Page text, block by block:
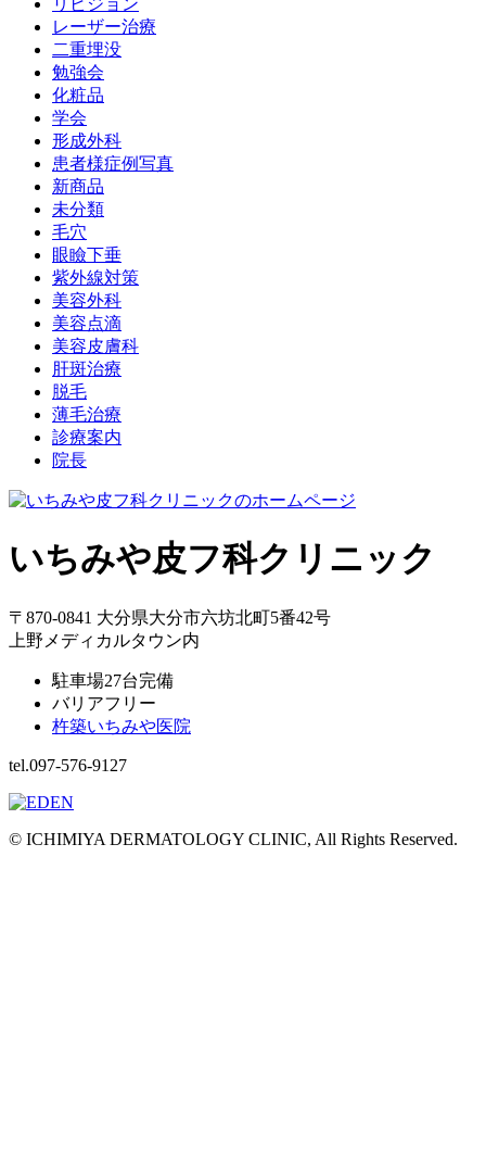
リビジョン
レーザー治療
二重埋没
勉強会
化粧品
学会
形成外科
患者様症例写真
新商品
未分類
毛穴
眼瞼下垂
紫外線対策
美容外科
美容点滴
美容皮膚科
肝斑治療
脱毛
薄毛治療
診療案内
院長
いちみや皮フ科クリニック
〒870-0841 大分県大分市六坊北町5番42号
上野メディカルタウン内
駐車場27台完備
バリアフリー
杵築いちみや医院
tel.097-576-9127
© ICHIMIYA DERMATOLOGY CLINIC, All Rights Reserved.